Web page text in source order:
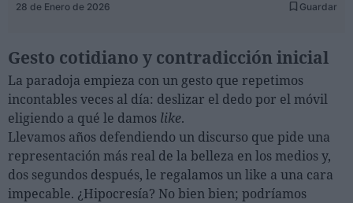
Tendencias
Internacional
Innovación
Ciencia y tecnología
Digitalización
Sostenibilidad
28 de Enero de 2026
Guardar
Gesto cotidiano y contradicción inicial
La paradoja empieza con un gesto que repetimos
incontables veces al día: deslizar el dedo por el móvil
eligiendo a qué le damos like.
Llevamos años defendiendo un discurso que pide una
representación más real de la belleza en los medios y,
dos segundos después, le regalamos un like a una cara
impecable. ¿Hipocresía? No bien bien; podríamos